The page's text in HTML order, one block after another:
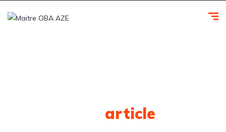
article